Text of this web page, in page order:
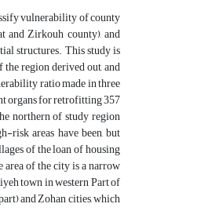
vulnerability of county
and Zirkouh county), and
structures. This study is
region derived out, and
ratio made in three
organs for retrofitting 357
northern of study region
risk areas have been, but
of the loan of housing
of the city is a narrow
town in western Part of
and Zohan cities, which